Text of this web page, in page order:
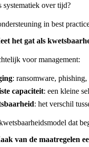
systematiek over tijd?
in best
het gat als
voor management:
: ransomware,
capaciteit: een kleine
: het verschil
dat
van de maatregelen